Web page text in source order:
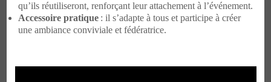
qu’ils réutiliseront, renforçant leur attachement à l’événement.
Accessoire pratique: il s’adapte à tous et participe à créer
une ambiance conviviale et fédératrice.